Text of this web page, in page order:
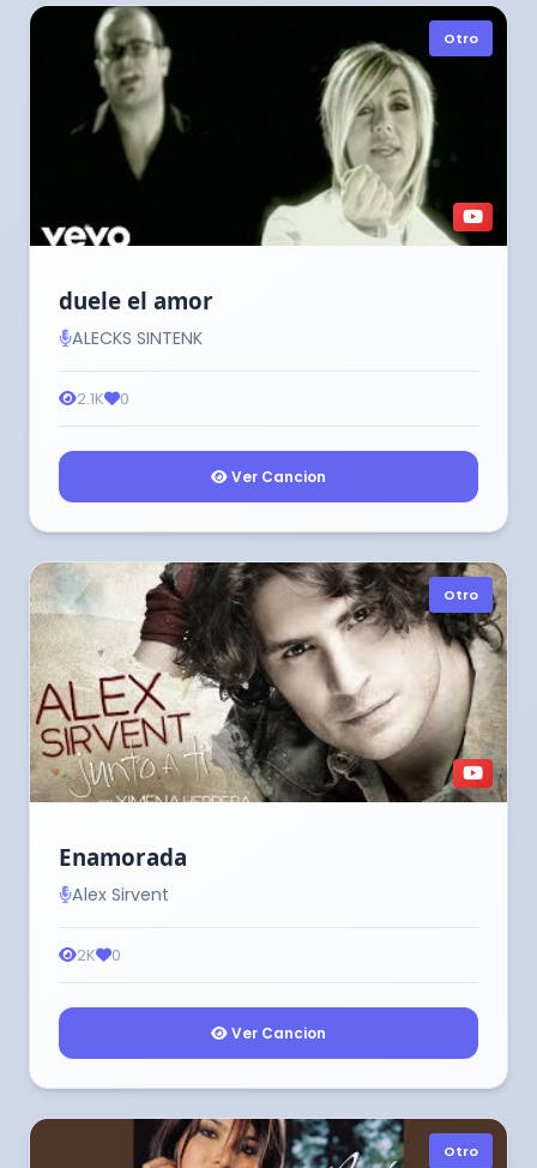
Otro
duele el amor
ALECKS SINTENK
2.1K 0
Ver Cancion
Otro
Enamorada
Alex Sirvent
2K 0
Ver Cancion
Otro